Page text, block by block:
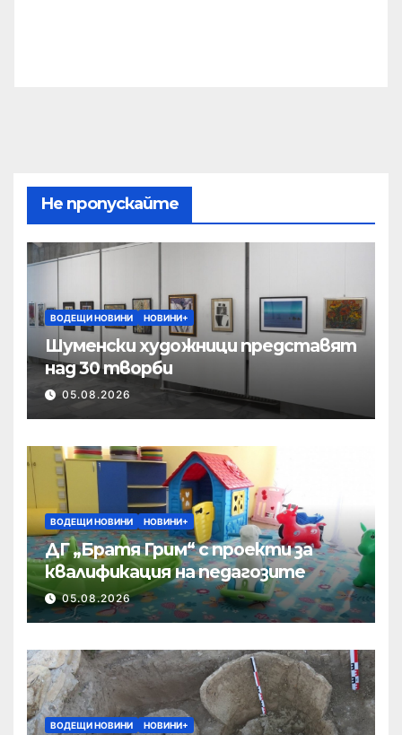
Не пропускайте
ВОДЕЩИ НОВИНИ НОВИНИ+
Шуменски художници представят
над 30 творби
05.08.2026
ВОДЕЩИ НОВИНИ НОВИНИ+
ДГ „Братя Грим“ с проекти за
квалификация на педагозите
05.08.2026
ВОДЕЩИ НОВИНИ НОВИНИ+